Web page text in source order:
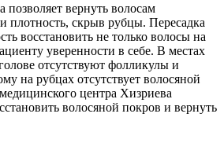
вернуть волосам
плотность, скрыв рубцы. Пересадка
восстановить не только волосы на
уверенности в себе. В местах
отсутствуют фолликулы и
на рубцах отсутствует волосяной
центра Хизриева
волосяной покров и вернуть